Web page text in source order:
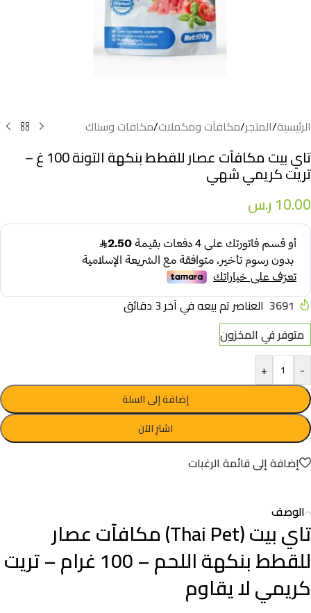
الرئيسية/المتجر/مكافآت ومكملات/مكافات وسناك
تاي بيت مكافآت عصار للقطط بنكهة التونة 100 غ –
تريت كريمي شهي
10.00 ر.س
3691 العناصر تم بيعه في آخر 3 دقائق
متوفر في المخزون
-
+
إضافة إلى السلة
اشترِ الآن
إضافة إلى قائمة الرغبات
الوصف
تاي بيت (Thai Pet) مكافآت عصار
للقطط بنكهة اللحم – 100 غرام – تريت
كريمي لا يقاوم